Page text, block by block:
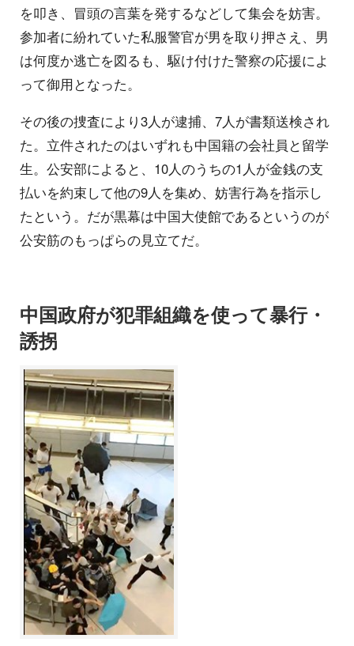
を叩き、冒頭の言葉を発するなどして集会を妨害。
参加者に紛れていた私服警官が男を取り押さえ、男
は何度か逃亡を図るも、駆け付けた警察の応援によ
って御用となった。
その後の捜査により3人が逮捕、7人が書類送検され
た。立件されたのはいずれも中国籍の会社員と留学
生。公安部によると、10人のうちの1人が金銭の支
払いを約束して他の9人を集め、妨害行為を指示し
たという。だが黒幕は中国大使館であるというのが
公安筋のもっぱらの見立てだ。
中国政府が犯罪組織を使って暴行・
誘拐